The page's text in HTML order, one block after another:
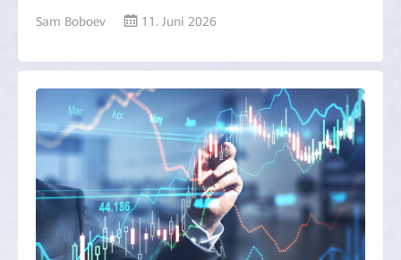
Sam Boboev 11. Juni 2026